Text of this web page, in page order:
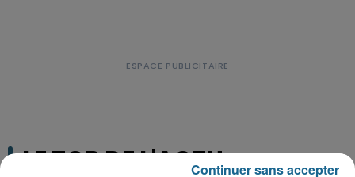
LE TOP DE L'ACTUContinuer sans accepter